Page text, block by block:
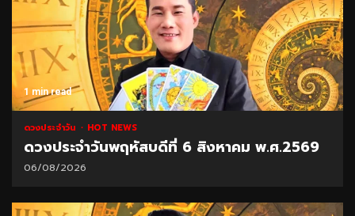
1 min read
ดวงประจำวัน HOT NEWS
ดวงประจำวันพฤหัสบดีที่ 6 สิงหาคม พ.ศ.2569
06/08/2026